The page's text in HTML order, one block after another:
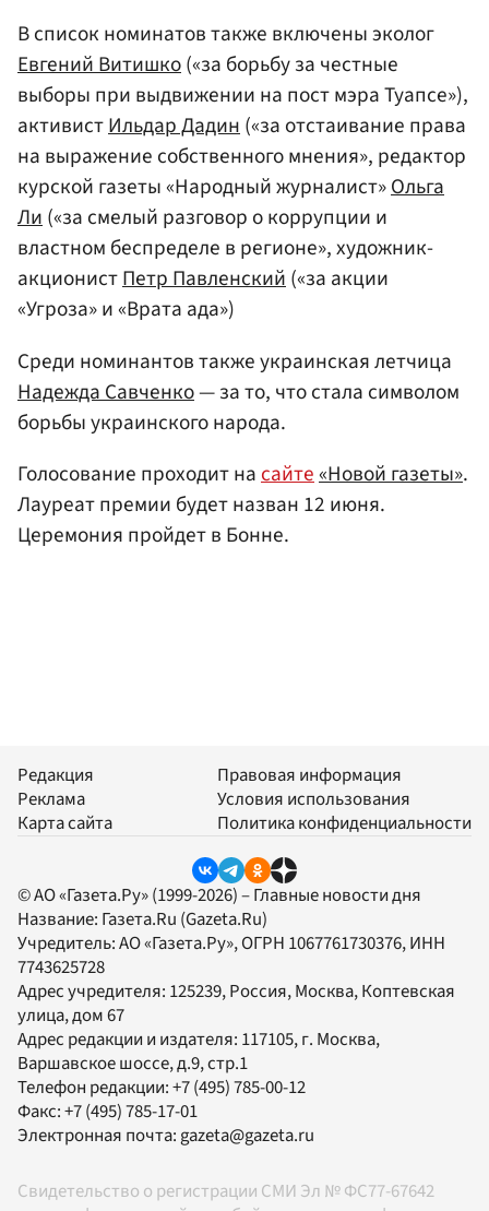
В список номинатов также включены эколог
Евгений Витишко(«за борьбу за честные
выборы при выдвижении на пост мэра Туапсе»),
активистИльдар Дадин(«за отстаивание права
на выражение собственного мнения», редактор
курской газеты «Народный журналист»Ольга
Ли(«за смелый разговор о коррупции и
властном беспределе в регионе», художник-
акционистПетр Павленский(«за акции
«Угроза» и «Врата ада»)
Среди номинантов также украинская летчица
Надежда Савченко— за то, что стала символом
борьбы украинского народа.
Голосование проходит насайте«Новой газеты».
Лауреат премии будет назван 12 июня.
Церемония пройдет в Бонне.
Редакция
Реклама
Карта сайта
Правовая информация
Условия использования
Политика конфиденциальности
© АО «Газета.Ру» (1999-2026) – Главные новости дня
Название: Газета.Ru (Gazeta.Ru)
Учредитель:АО «Газета.Ру», ОГРН 1067761730376, ИНН
7743625728
Адрес учредителя: 125239, Россия, Москва, Коптевская
улица, дом 67
Адрес редакции и издателя: 117105, г. Москва,
Варшавское шоссе, д.9, стр.1
Телефон редакции:+7 (495) 785-00-12
Факс:+7 (495) 785-17-01
Электронная почта:gazeta@gazeta.ru
Свидетельство о регистрации СМИ Эл № ФС77-67642